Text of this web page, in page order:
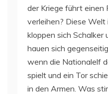
der Kriege führt einen
verleihen? Diese
kloppen sich Schalker
hauen sich
wenn die Nationalelf
spielt und ein Tor
in den Armen. Was